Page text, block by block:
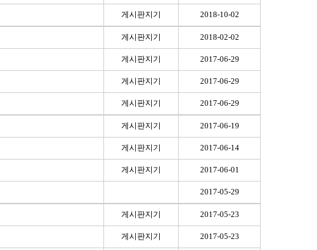
게시판지기 2018-10-02
게시판지기 2018-02-02
게시판지기 2017-06-29
게시판지기 2017-06-29
게시판지기 2017-06-29
게시판지기 2017-06-19
게시판지기 2017-06-14
게시판지기 2017-06-01
2017-05-29
게시판지기 2017-05-23
게시판지기 2017-05-23